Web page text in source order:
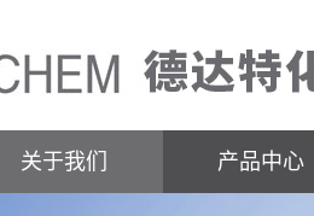
关于我们 产品中心